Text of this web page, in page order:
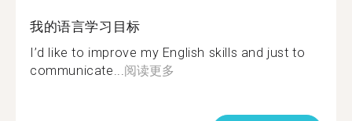
我的语言学习目标
I’d like to improve my English skills and just to
communicate...阅读更多